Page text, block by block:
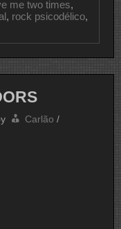
me two times,
, rock psicodélico,
Carlão /